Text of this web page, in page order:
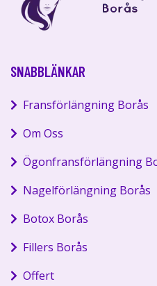
SNABBLÄNKAR
Fransförlängning Borås
Om Oss
Ögonfransförlängning
Nagelförlängning Borås
Botox Borås
Fillers Borås
Offert